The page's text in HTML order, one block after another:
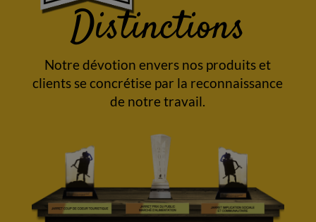
Distinctions
Notre dévotion envers nos produits et
clients se concrétise par la reconnaissance
de notre travail.